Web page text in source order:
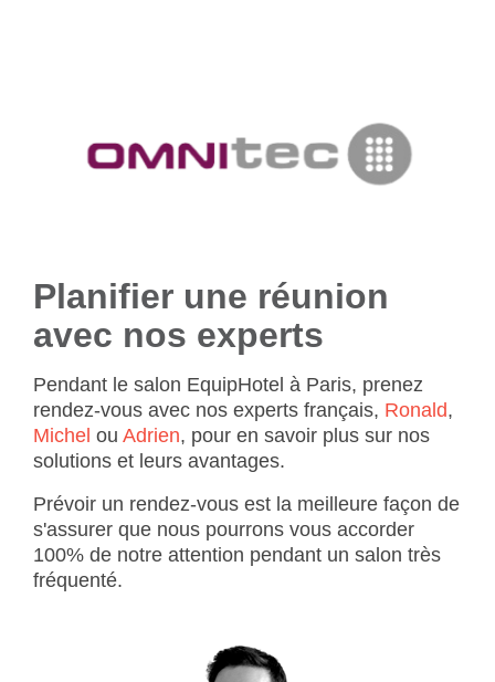
Planifier une réunion
avec nos experts
Pendant le salon EquipHotel à Paris, prenez
rendez-vous avec nos experts français, Ronald,
Michel ou Adrien, pour en savoir plus sur nos
solutions et leurs avantages.
Prévoir un rendez-vous est la meilleure façon de
s'assurer que nous pourrons vous accorder
100% de notre attention pendant un salon très
fréquenté.